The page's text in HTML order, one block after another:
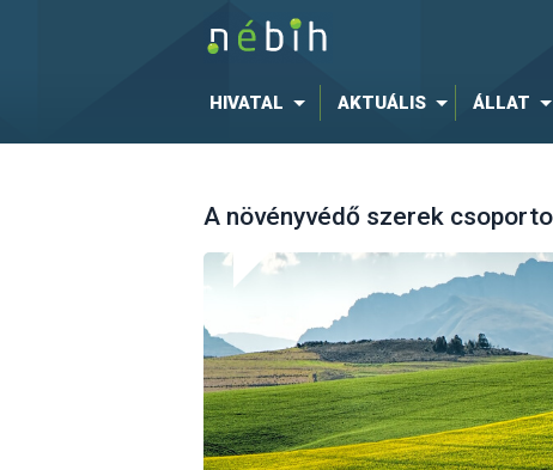
HIVATAL AKTUÁLIS ÁLLAT
A növényvédő szerek